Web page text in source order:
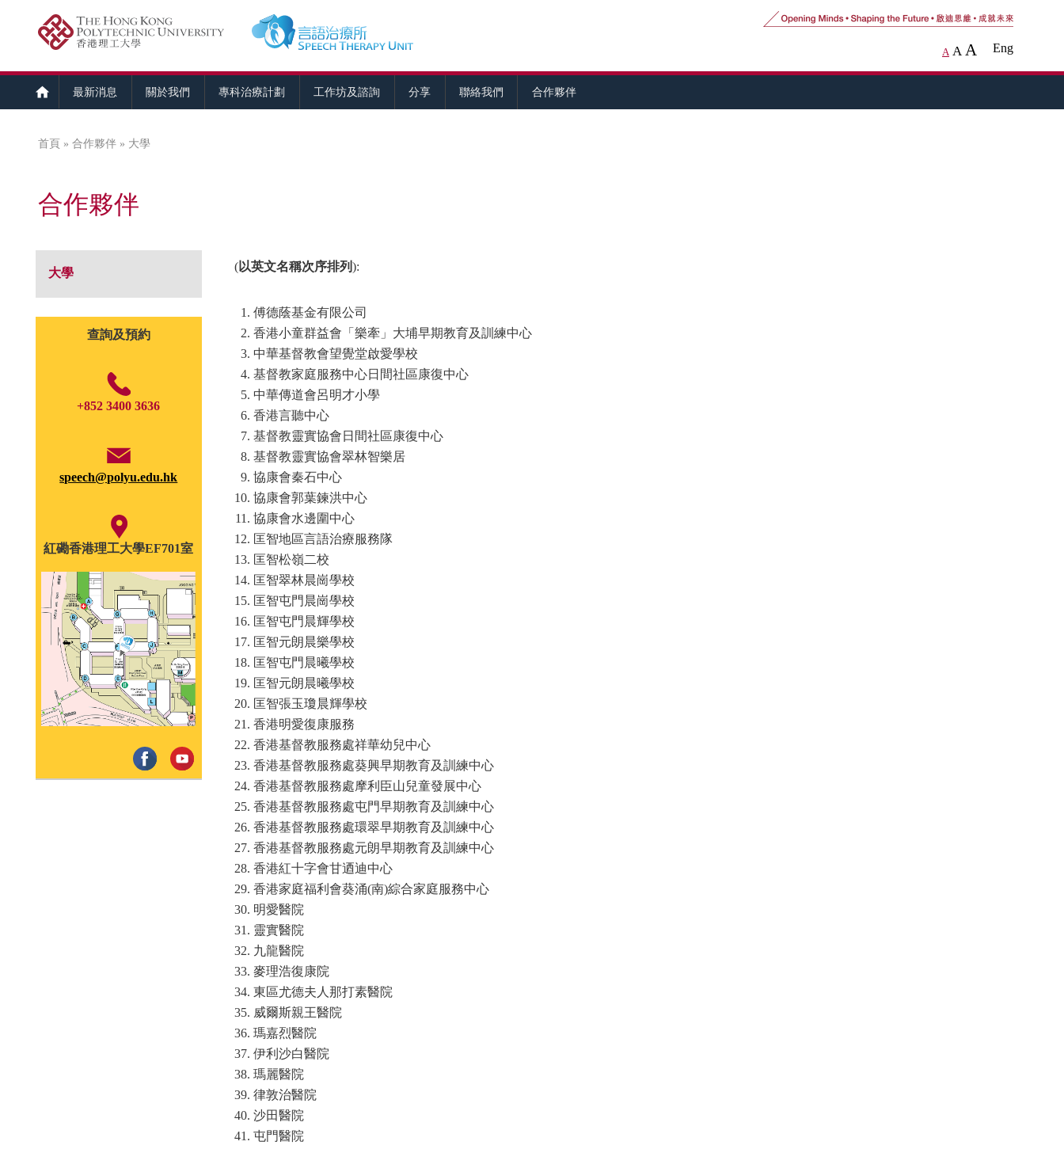
A A A Eng
最新消息 關於我們 專科治療計劃 工作坊及諮詢 分享 聯絡我們 合作夥伴
您在這裡
首頁 » 合作夥伴 » 大學
合作夥伴
(以英文名稱次序排列):
傅德蔭基金有限公司
香港小童群益會「樂牽」大埔早期教育及訓練中心
中華基督教會望覺堂啟愛學校
基督教家庭服務中心日間社區康復中心
中華傳道會呂明才小學
香港言聽中心
基督教靈實協會日間社區康復中心
基督教靈實協會翠林智樂居
協康會秦石中心
協康會郭葉鍊洪中心
協康會水邊圍中心
匡智地區言語治療服務隊
匡智松嶺二校
匡智翠林晨崗學校
匡智屯門晨崗學校
匡智屯門晨輝學校
匡智元朗晨樂學校
匡智屯門晨曦學校
匡智元朗晨曦學校
匡智張玉瓊晨輝學校
香港明愛復康服務
香港基督教服務處祥華幼兒中心
香港基督教服務處葵興早期教育及訓練中心
香港基督教服務處摩利臣山兒童發展中心
香港基督教服務處屯門早期教育及訓練中心
香港基督教服務處環翠早期教育及訓練中心
香港基督教服務處元朗早期教育及訓練中心
香港紅十字會甘迺迪中心
香港家庭福利會葵涌(南)綜合家庭服務中心
明愛醫院
靈實醫院
九龍醫院
麥理浩復康院
東區尤德夫人那打素醫院
威爾斯親王醫院
瑪嘉烈醫院
伊利沙白醫院
瑪麗醫院
律敦治醫院
沙田醫院
屯門醫院
大學
查詢及預約
+852 3400 3636
speech@polyu.edu.hk
紅磡香港理工大學EF701室